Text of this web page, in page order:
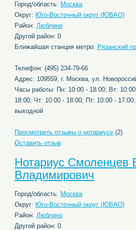
Город/область: Москва
Округ: Юго-Восточный округ (ЮВАО)
Район: Люблино
Другой район: 0
Ближайшая станция метро: Рязанский
Телефон: (495) 234-79-66
Адрес: 109559, г. Москва, ул.
Часы работы: Пн: 10:00 - 18:00; Вт:
18:00; Чт: 10:00 - 18:00; Пт: 10:00 -
выходной
Просмотреть отзывы о нотариусе (2)
Оставить отзыв
Нотариус Смоленцев
Владимирович
Город/область: Москва
Округ: Юго-Восточный округ (ЮВАО)
Район: Люблино
Другой район: 0